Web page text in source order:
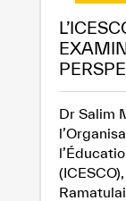
✪
✪
✪
✪
✪
Dr Salim